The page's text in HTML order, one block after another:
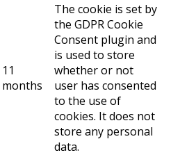
11
months
The cookie is set by
the GDPR Cookie
Consent plugin and
is used to store
whether or not
user has consented
to the use of
cookies. It does not
store any personal
data.